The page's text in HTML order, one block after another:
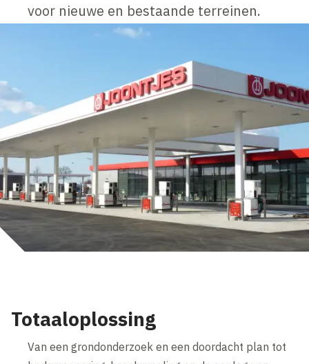
voor nieuwe en bestaande terreinen.
Totaaloplossing
Van een grondonderzoek en een doordacht plan tot